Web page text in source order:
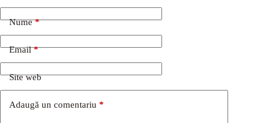
Nume*
Email*
Site web
Adaugă un comentariu *